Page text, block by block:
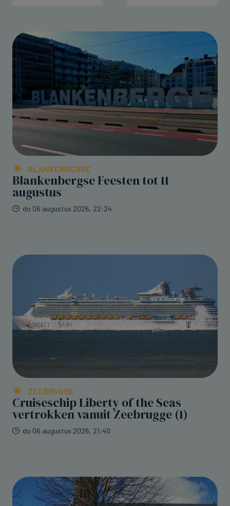
BLANKENBERGE
Blankenbergse Feesten tot 11
augustus
do 06 augustus 2026, 22:24
ZEEBRUGGE
Cruiseschip Liberty of the Seas
vertrokken vanuit Zeebrugge (1)
do 06 augustus 2026, 21:40